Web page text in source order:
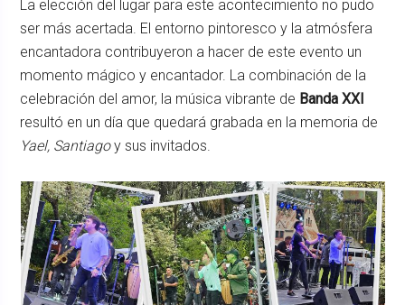
La elección del lugar para este acontecimiento no pudo
ser más acertada. El entorno pintoresco y la atmósfera
encantadora contribuyeron a hacer de este evento un
momento mágico y encantador. La combinación de la
celebración del amor, la música vibrante de Banda XXI
resultó en un día que quedará grabada en la memoria de
Yael, Santiagoy sus invitados.